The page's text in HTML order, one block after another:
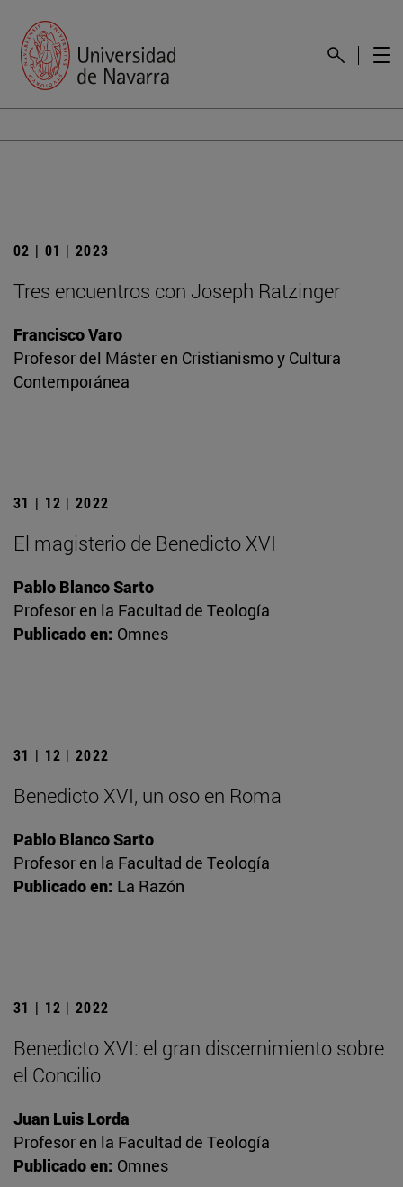
02 | 01 | 2023
Tres encuentros con Joseph Ratzinger
Francisco Varo
Profesor del Máster en Cristianismo y Cultura
Contemporánea
31 | 12 | 2022
El magisterio de Benedicto XVI
Pablo Blanco Sarto
Profesor en la Facultad de Teología
Publicado en: Omnes
31 | 12 | 2022
Benedicto XVI, un oso en Roma
Pablo Blanco Sarto
Profesor en la Facultad de Teología
Publicado en: La Razón
31 | 12 | 2022
Benedicto XVI: el gran discernimiento sobre
el Concilio
Juan Luis Lorda
Profesor en la Facultad de Teología
Publicado en: Omnes